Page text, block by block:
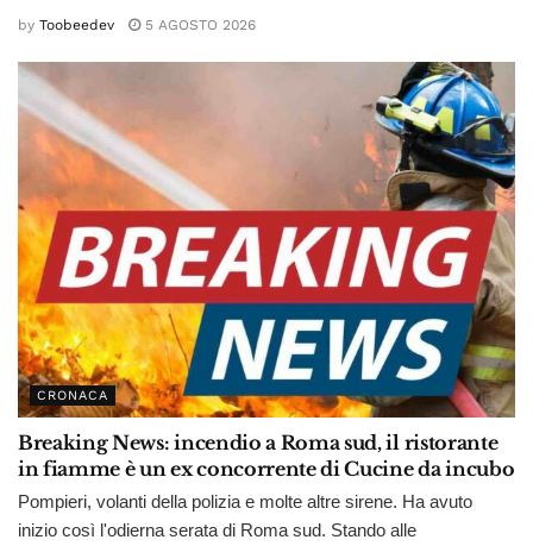
by Toobeedev 5 AGOSTO 2026
CRONACA
Breaking News: incendio a Roma sud, il ristorante
in fiamme è un ex concorrente di Cucine da incubo
Pompieri, volanti della polizia e molte altre sirene. Ha avuto
inizio così l'odierna serata di Roma sud. Stando alle